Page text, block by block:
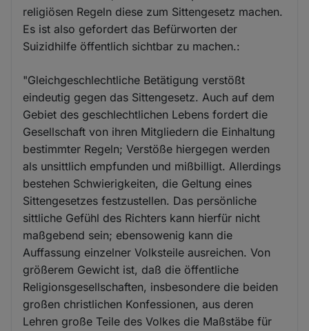
religiösen Regeln diese zum Sittengesetz machen.
Es ist also gefordert das Befürworten der
Suizidhilfe öffentlich sichtbar zu machen.:
"Gleichgeschlechtliche Betätigung verstößt
eindeutig gegen das Sittengesetz. Auch auf dem
Gebiet des geschlechtlichen Lebens fordert die
Gesellschaft von ihren Mitgliedern die Einhaltung
bestimmter Regeln; Verstöße hiergegen werden
als unsittlich empfunden und mißbilligt. Allerdings
bestehen Schwierigkeiten, die Geltung eines
Sittengesetzes festzustellen. Das persönliche
sittliche Gefühl des Richters kann hierfür nicht
maßgebend sein; ebensowenig kann die
Auffassung einzelner Volksteile ausreichen. Von
größerem Gewicht ist, daß die öffentliche
Religionsgesellschaften, insbesondere die beiden
großen christlichen Konfessionen, aus deren
Lehren große Teile des Volkes die Maßstäbe für